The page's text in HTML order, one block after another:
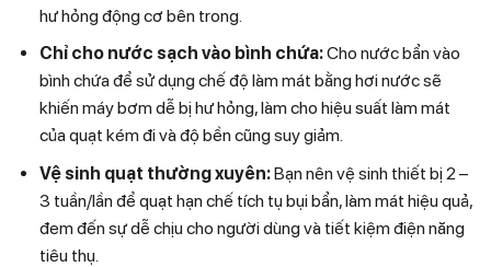
hư hỏng động cơ bên trong.
Chỉ cho nước sạch vào bình chứa:Cho nước bẩn vào
bình chứa để sử dụng chế độ làm mát bằng hơi nước sẽ
khiến máy bơm dễ bị hư hỏng, làm cho hiệu suất làm mát
của quạt kém đi và độ bền cũng suy giảm.
Vệ sinh quạt thường xuyên:Bạn nên vệ sinh thiết bị 2 –
3 tuần/lần để quạt hạn chế tích tụ bụi bẩn, làm mát hiệu quả,
đem đến sự dễ chịu cho người dùng và tiết kiệm điện năng
tiêu thụ.